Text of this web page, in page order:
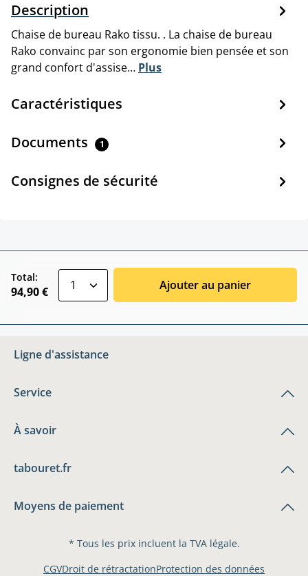
Description
Chaise de bureau Rako tissu. . La chaise de bureau
Rako convainc par son ergonomie bien pensée et son
grand confort d'assise… Plus
Caractéristiques
Documents 1
Consignes de sécurité
Total:
94,90 € Ajouter au panier
Ligne d'assistance
Service
À savoir
tabouret.fr
Moyens de paiement
* Tous les prix incluent la TVA légale.
CGVDroit de rétractationProtection des données